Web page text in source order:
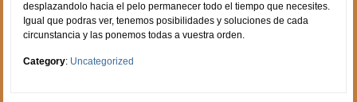
desplazandolo hacia el pelo permanecer todo el tiempo que necesites.
Igual que podras ver, tenemos posibilidades y soluciones de cada
circunstancia y las ponemos todas a vuestra orden.
Category: Uncategorized